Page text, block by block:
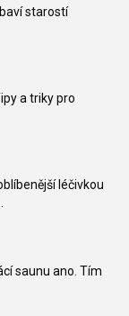
starostí
a triky pro
léčivkou
saunu ano. Tím